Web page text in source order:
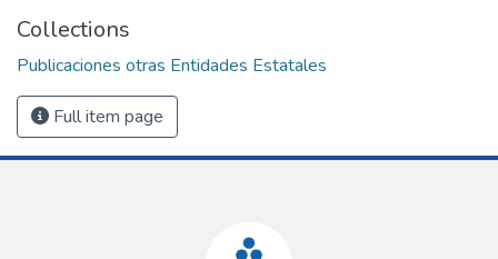
Collections
Publicaciones otras Entidades Estatales
Full item page